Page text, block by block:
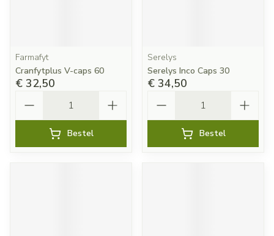
Farmafyt
Cranfytplus V-caps 60
€ 32,50
Bestel
Serelys
Serelys Inco Caps 30
€ 34,50
Bestel